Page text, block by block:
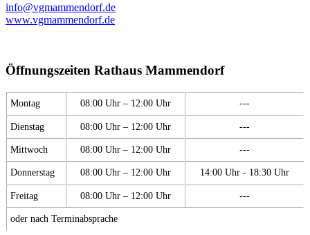
info@vgmammendorf.de
www.vgmammendorf.de
Öffnungszeiten Rathaus Mammendorf
Montag 08:00 Uhr – 12:00 Uhr ---
Dienstag 08:00 Uhr – 12:00 Uhr ---
Mittwoch 08:00 Uhr – 12:00 Uhr ---
Donnerstag 08:00 Uhr – 12:00 Uhr 14:00 Uhr - 18:30 Uhr
Freitag 08:00 Uhr – 12:00 Uhr ---
oder nach Terminabsprache